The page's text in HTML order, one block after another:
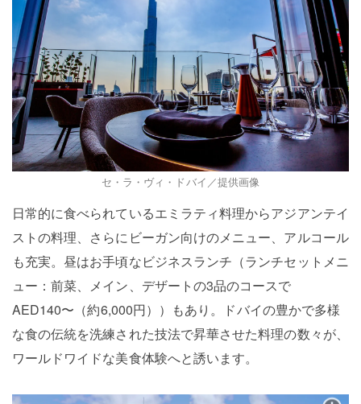
セ・ラ・ヴィ・ドバイ／提供画像
日常的に食べられているエミラティ料理からアジアンテイ
ストの料理、さらにビーガン向けのメニュー、アルコール
も充実。昼はお手頃なビジネスランチ（ランチセットメニ
ュー：前菜、メイン、デザートの3品のコースで
AED140〜（約6,000円））もあり。ドバイの豊かで多様
な食の伝統を洗練された技法で昇華させた料理の数々が、
ワールドワイドな美食体験へと誘います。